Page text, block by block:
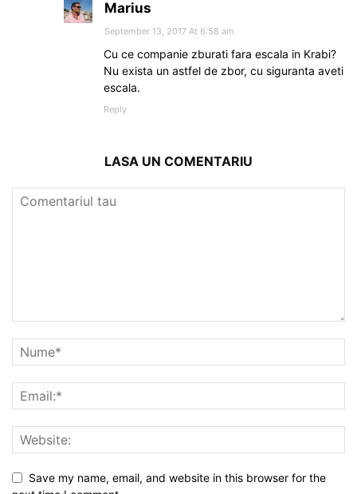
Marius
September 13, 2017 At 6:58 am
Cu ce companie zburati fara escala in Krabi?
Nu exista un astfel de zbor, cu siguranta aveti
escala.
Reply
LASA UN COMENTARIU
Save my name, email, and website in this browser for the